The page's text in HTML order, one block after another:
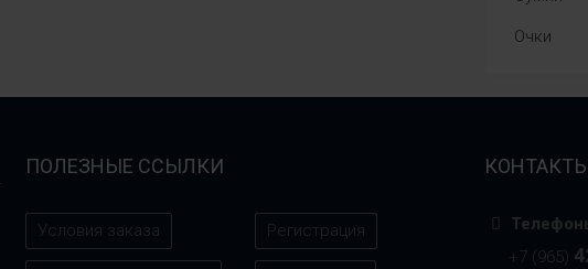
Очки
ПОЛЕЗНЫЕ ССЫЛКИ
Условия заказа Регистрация
+7 (965)